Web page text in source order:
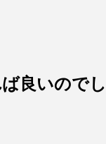
良いので